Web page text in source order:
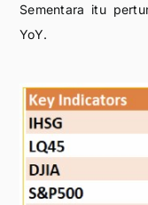
Sementara itu
YoY.